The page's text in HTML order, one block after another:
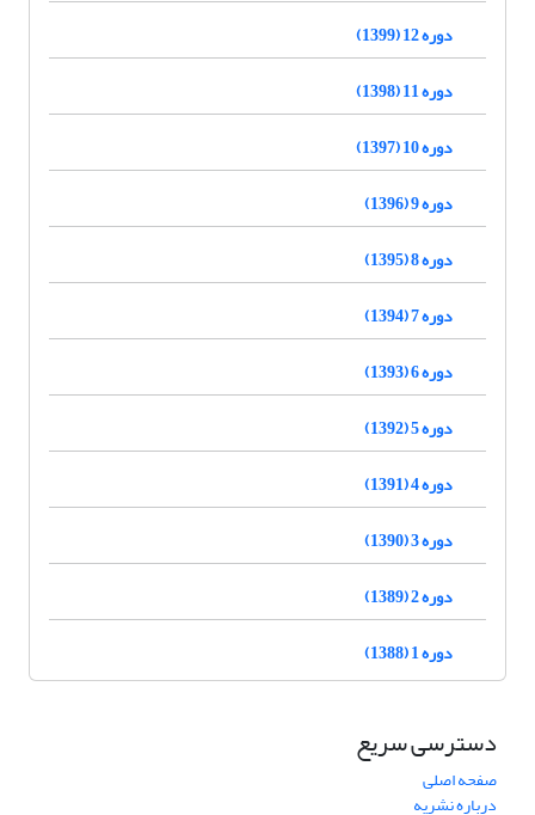
دوره 12 (1399)
دوره 11 (1398)
دوره 10 (1397)
دوره 9 (1396)
دوره 8 (1395)
دوره 7 (1394)
دوره 6 (1393)
دوره 5 (1392)
دوره 4 (1391)
دوره 3 (1390)
دوره 2 (1389)
دوره 1 (1388)
دسترسی سریع
صفحه اصلی
درباره نشریه